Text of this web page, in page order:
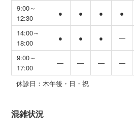
9:00～
12:30
● ● ● ●
14:00～
18:00
● ● ● ―
9:00～
17:00
― ― ― ―
休診日：木午後・日・祝
混雑状況